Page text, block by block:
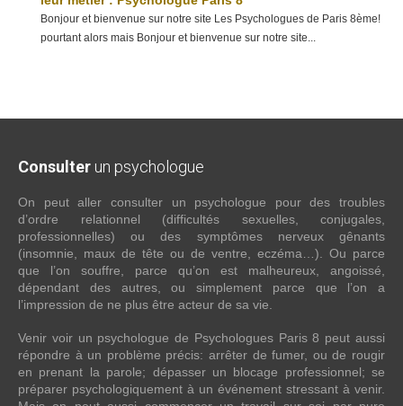
Bonjour et bienvenue sur notre site Les Psychologues de Paris 8ème!
pourtant alors mais Bonjour et bienvenue sur notre site...
Consulter un psychologue
On peut aller consulter un psychologue pour des troubles
d’ordre relationnel (difficultés sexuelles, conjugales,
professionnelles) ou des symptômes nerveux gênants
(insomnie, maux de tête ou de ventre, eczéma…). Ou parce
que l’on souffre, parce qu’on est malheureux, angoissé,
dépendant des autres, ou simplement parce que l’on a
l’impression de ne plus être acteur de sa vie.
Venir voir un psychologue de Psychologues Paris 8 peut aussi
répondre à un problème précis: arrêter de fumer, ou de rougir
en prenant la parole; dépasser un blocage professionnel; se
préparer psychologiquement à un événement stressant à venir.